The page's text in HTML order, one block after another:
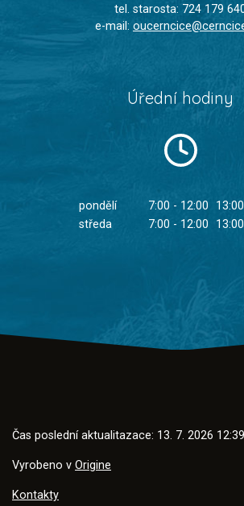
tel. starosta: 724 179
e-mail:
Úřední hodiny
pondělí 7:00 - 12:00
středa
7:00 - 12:00
Čas poslední aktualitazace: 13. 7. 2026 12:39
Vyrobeno v Origine
Kontakty